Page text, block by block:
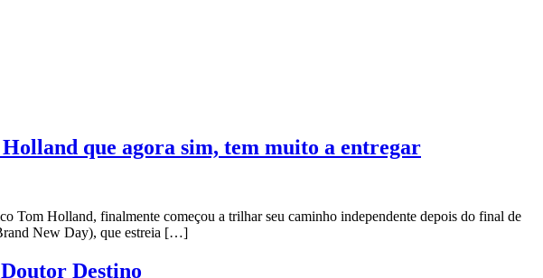
que agora sim, tem muito a entregar
Tom Holland, finalmente começou a trilhar seu caminho independente depois do final de
New Day), que estreia […]
Destino